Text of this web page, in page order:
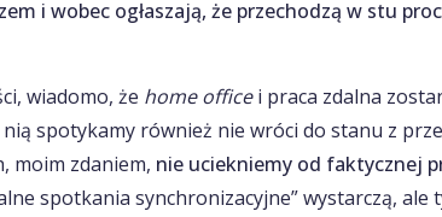
i wobec ogłaszają, że przechodzą w stu
wiadomo, że home officei praca zdalna
nią spotykamy również nie wróci do stanu z
moim zdaniem, nie uciekniemy od faktycznej
spotkania synchronizacyjne” wystarczą, ale